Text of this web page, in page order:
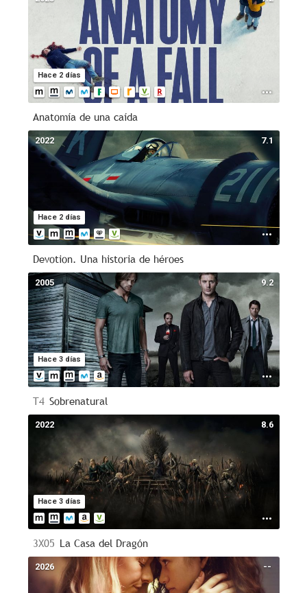
Hace 2 días
Anatomía de una caída
7.1
Hace 2 días
2022
Devotion. Una historia de héroes
9.2
Hace 3 días
2005
T4 Sobrenatural
8.6
Hace 3 días
2022
3X05 La Casa del Dragón
--
2026